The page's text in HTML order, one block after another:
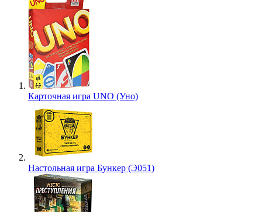
Карточная игра UNO (Уно)
Настольная игра Бункер (Э051)